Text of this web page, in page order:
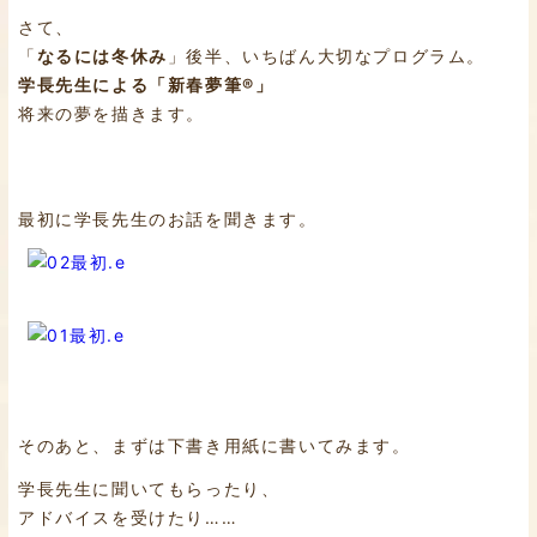
さて、
「なるには冬休み 」後半、いちばん大切なプログラム。
学長先生による「新春夢筆®」
将来の夢を描きます。
最初に学長先生のお話を聞きます。
そのあと、まずは下書き用紙に書いてみます。
学長先生に聞いてもらったり、
アドバイスを受けたり……